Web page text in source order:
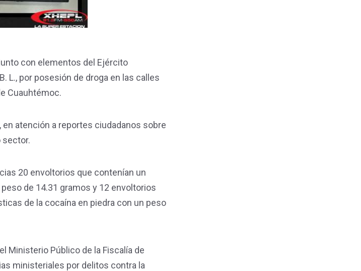
con elementos del Ejército
L., por posesión de droga en las calles
Cuauhtémoc.
atención a reportes ciudadanos sobre
sector.
20 envoltorios que contenían un
de 14.31 gramos y 12 envoltorios
de la cocaína en piedra con un peso
Ministerio Público de la Fiscalía de
ministeriales por delitos contra la